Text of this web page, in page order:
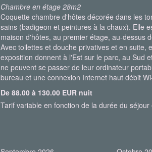
Chambre en étage 28m2
Coquette chambre d'hôtes décorée dans les
sains (badigeon et peintures à la chaux). Elle
maison d'hôtes, au premier étage, au-dessus
Avec toilettes et douche privatives et en suite,
exposition donnent à l'Est sur le parc, au Sud
ne peuvent se passer de leur ordinateur
bureau et une connexion Internet haut débit
De 88.00 à 130.00 EUR nuit
Tarif variable en fonction de la durée du séjour